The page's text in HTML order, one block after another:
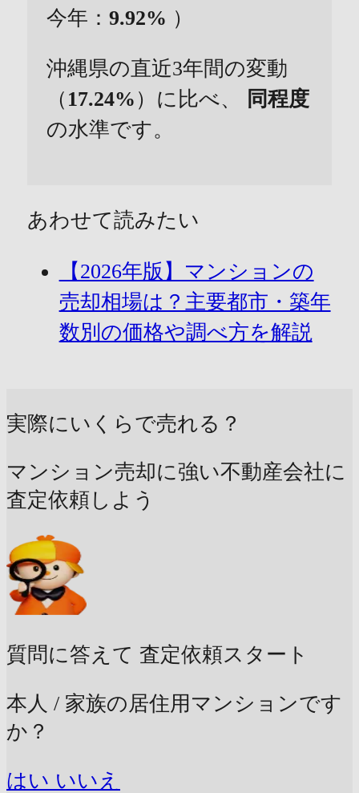
今年： 9.92% ）
沖縄県の直近3年間の変動
（ 17.24% ）に比べ、
同程度
の水準です。
あわせて読みたい
【2026年版】マンションの
売却相場は？主要都市・築年
数別の価格や調べ方を解説
実際にいくらで売れる？
マンション売却に強い不動産会社に
査定依頼しよう
質問に答えて 査定依頼スタート
本人 / 家族の居住用マンションです
か？
はい いいえ